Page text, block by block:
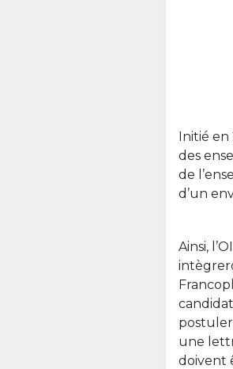
Initié en
des
de
d’un
Ainsi,
une
doivent